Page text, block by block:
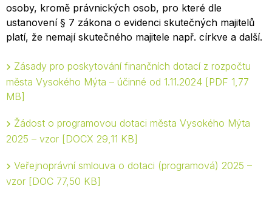
osoby, kromě právnických osob, pro které dle
ustanovení § 7 zákona o evidenci skutečných majitelů
platí, že nemají skutečného majitele např. církve a další.
Zásady pro poskytování finančních dotací z rozpočtu
města Vysokého Mýta – účinné od 1.11.2024 PDF 1,77
MB
Žádost o programovou dotaci města Vysokého Mýta
2025 – vzor DOCX 29,11 KB
Veřejnoprávní smlouva o dotaci (programová) 2025 –
vzor DOC 77,50 KB